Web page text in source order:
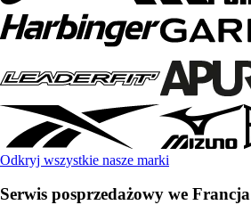
Odkryj wszystkie nasze marki
Serwis posprzedażowy we Francja